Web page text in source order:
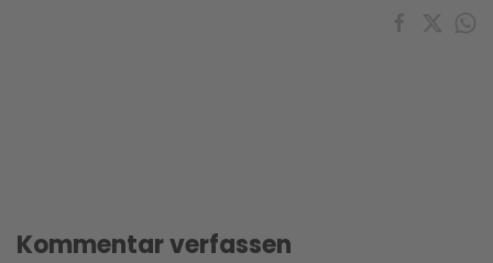
Kommentar verfassen